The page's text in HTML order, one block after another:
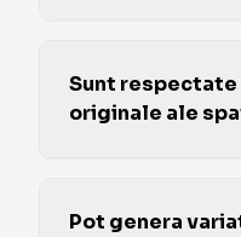
Sunt
originale ale
Pot genera